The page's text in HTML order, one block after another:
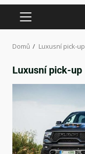
Domů Luxusní pick-up
Luxusní pick-up